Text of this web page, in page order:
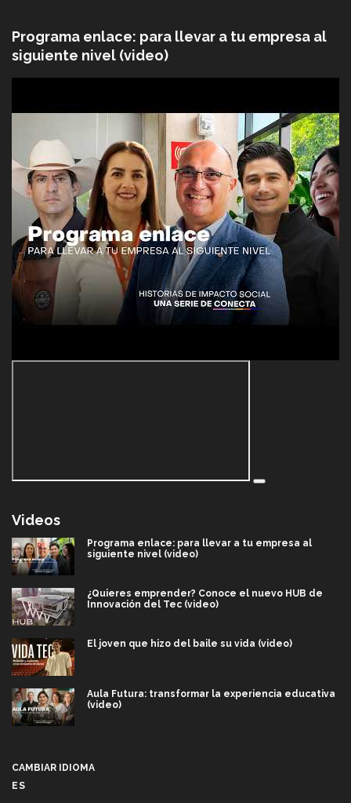
Programa enlace: para llevar a tu empresa al
siguiente nivel (video)
Videos
Programa enlace: para llevar a tu empresa al
siguiente nivel (video)
¿Quieres emprender? Conoce el nuevo HUB de
Innovación del Tec (video)
El joven que hizo del baile su vida (video)
Aula Futura: transformar la experiencia educativa
(video)
CAMBIAR IDIOMA
ES